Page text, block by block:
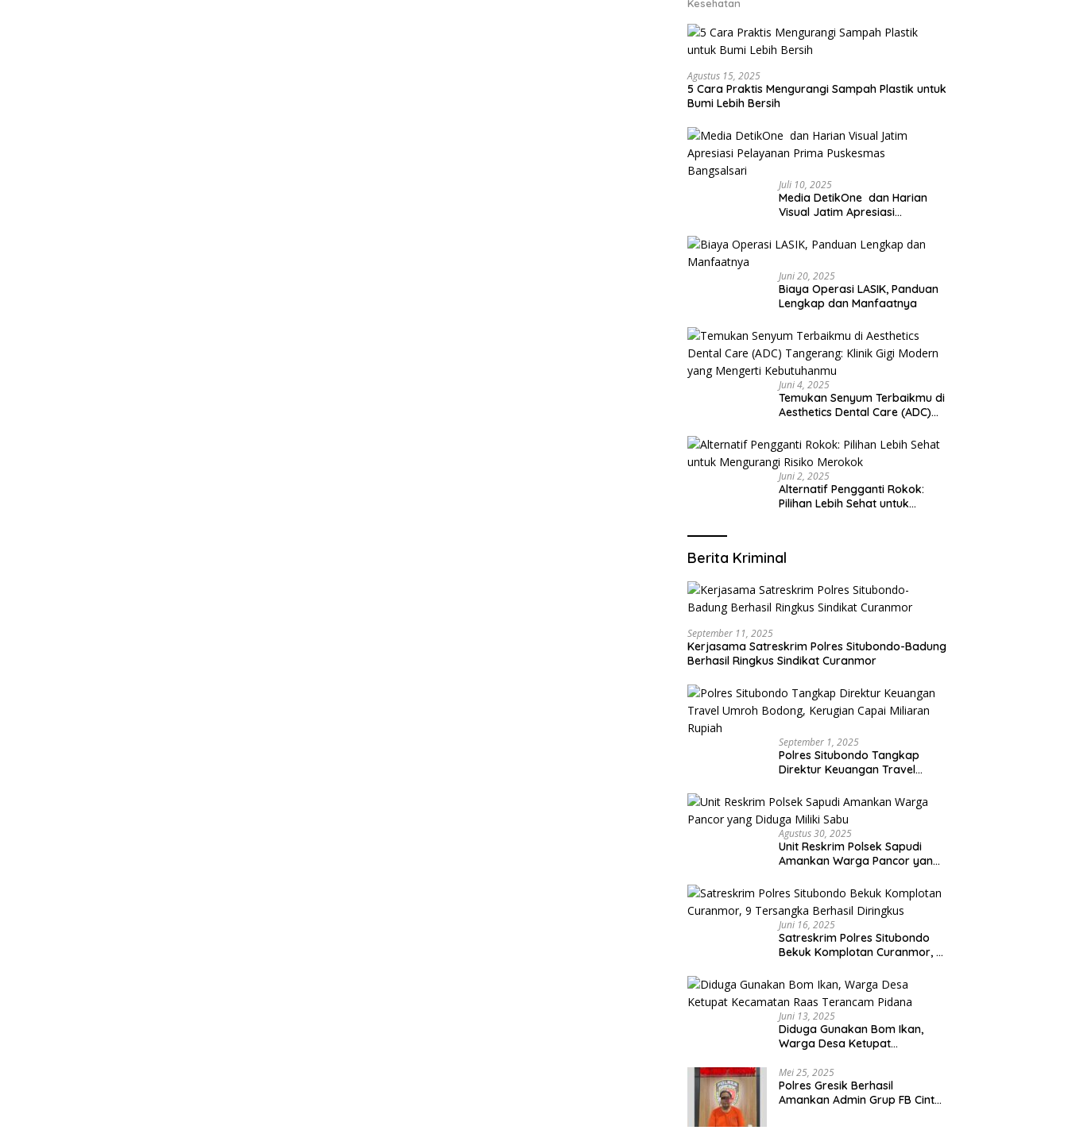
Kesehatan
Agustus 15, 2025
5 Cara Praktis Mengurangi Sampah Plastik untuk
Bumi Lebih Bersih
Juli 10, 2025
Media DetikOne dan Harian
Visual Jatim Apresiasi
Bangsalsari
Juni 20, 2025
Biaya Operasi LASIK, Panduan
Lengkap dan Manfaatnya
Juni 4, 2025
Temukan Senyum Terbaikmu di
Aesthetics Dental Care (ADC)
yang Mengerti Kebutuhanmu
Juni 2, 2025
Alternatif Pengganti Rokok:
Pilihan Lebih Sehat untuk
Berita Kriminal
September 11, 2025
Kerjasama Satreskrim Polres Situbondo-Badung
Berhasil Ringkus Sindikat Curanmor
September 1, 2025
Polres Situbondo Tangkap
Direktur Keuangan Travel
Capai Miliaran Rupiah
Agustus 30, 2025
Unit Reskrim Polsek Sapudi
Amankan Warga Pancor yang
Juni 16, 2025
Satreskrim Polres Situbondo
Bekuk Komplotan Curanmor, 9
Juni 13, 2025
Diduga Gunakan Bom Ikan,
Warga Desa Ketupat
Pidana
Mei 25, 2025
Polres Gresik Berhasil
Amankan Admin Grup FB Cinta